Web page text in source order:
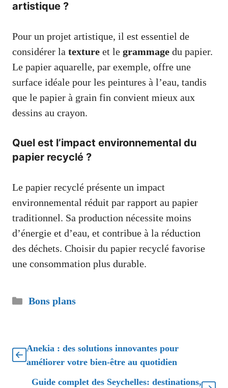
artistique ?
Pour un projet artistique, il est essentiel de
considérer la texture et le grammage du papier.
Le papier aquarelle, par exemple, offre une
surface idéale pour les peintures à l’eau, tandis
que le papier à grain fin convient mieux aux
dessins au crayon.
Quel est l’impact environnemental du
papier recyclé ?
Le papier recyclé présente un impact
environnemental réduit par rapport au papier
traditionnel. Sa production nécessite moins
d’énergie et d’eau, et contribue à la réduction
des déchets. Choisir du papier recyclé favorise
une consommation plus durable.
Catégories
Bons plans
Anekia : des solutions innovantes pour
améliorer votre bien-être au quotidien
Guide complet des Seychelles: destinations,